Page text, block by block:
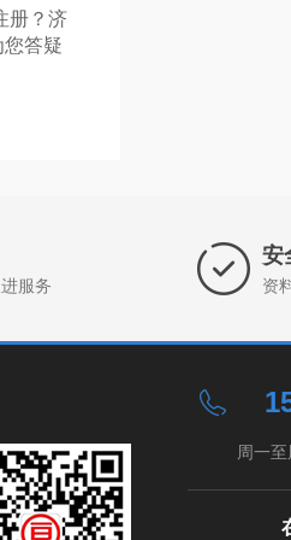
册？济
答疑
服务
安
资
周一